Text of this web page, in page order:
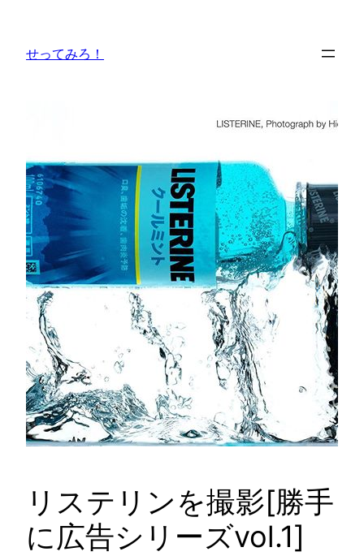
せってみろ！
リステリンを撮影[勝手
に広告シリーズvol.1]